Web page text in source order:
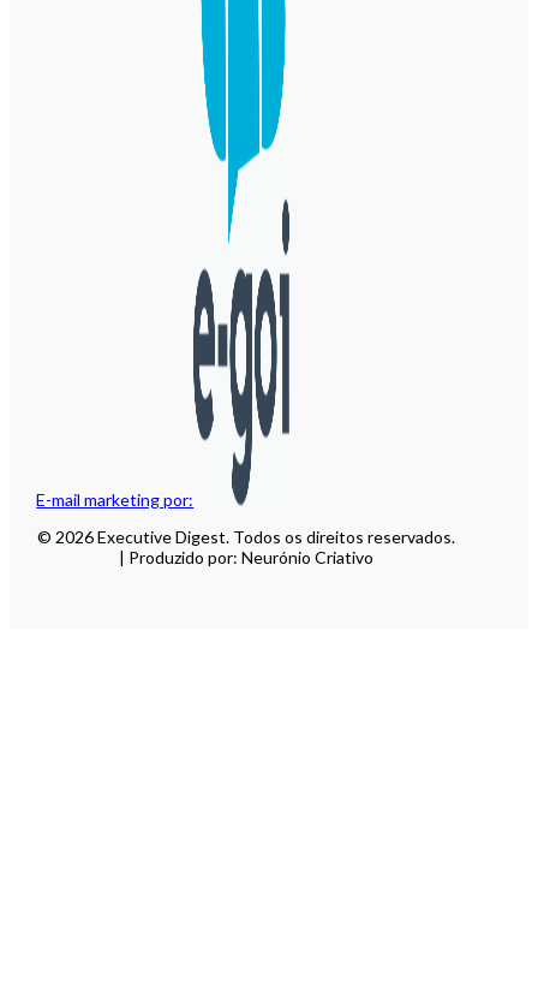
E-mail marketing por:
© 2026 Executive Digest. Todos os direitos reservados.
| Produzido por: Neurónio Criativo